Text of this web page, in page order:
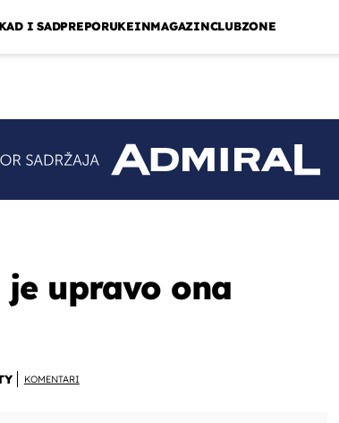
I SADPREPORUKEINMAGAZINCLUBZONE
upravo ona
KOMENTARI